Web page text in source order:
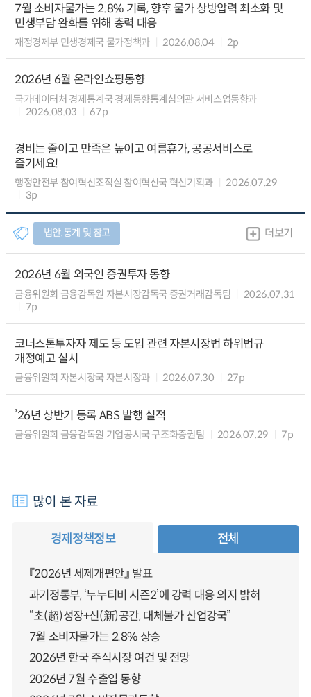
7월 소비자물가는 2.8% 기록, 향후 물가 상방압력 최소화 및
민생부담 완화를 위해 총력 대응
재정경제부 민생경제국 물가정책과 2026.08.04 2p
2026년 6월 온라인쇼핑동향
국가데이터처 경제통계국 경제동향통계심의관 서비스업동향과
2026.08.03
67p
경비는 줄이고 만족은 높이고 여름휴가, 공공서비스로
즐기세요!
행정안전부 참여혁신조직실 참여혁신국 혁신기획과
2026.07.29
3p
법안.통계 및 참고 더보기
2026년 6월 외국인 증권투자 동향
금융위원회 금융감독원 자본시장감독국 증권거래감독팀
2026.07.31
7p
코너스톤투자자 제도 등 도입 관련 자본시장법 하위법규
개정예고 실시
금융위원회 자본시장국 자본시장과 2026.07.30 27p
’26년 상반기 등록 ABS 발행 실적
금융위원회 금융감독원 기업공시국 구조화증권팀 2026.07.29 7p
많이 본 자료
경제정책정보 전체
『2026년 세제개편안』 발표
과기정통부, ‘누누티비 시즌2’에 강력 대응 의지 밝혀
“초(超)성장+신(新)공간, 대체불가 산업강국”
7월 소비자물가는 2.8% 상승
2026년 한국 주식시장 여건 및 전망
2026년 7월 수출입 동향